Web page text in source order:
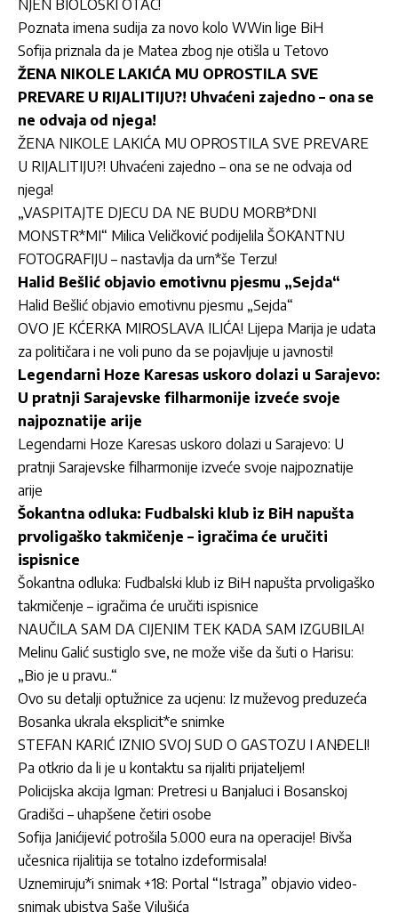
NJEN BIOLOŠKI OTAC!
Poznata imena sudija za novo kolo WWin lige BiH
Sofija priznala da je Matea zbog nje otišla u Tetovo
ŽENA NIKOLE LAKIĆA MU OPROSTILA SVE
PREVARE U RIJALITIJU?! Uhvaćeni zajedno – ona se
ne odvaja od njega!
ŽENA NIKOLE LAKIĆA MU OPROSTILA SVE PREVARE
U RIJALITIJU?! Uhvaćeni zajedno – ona se ne odvaja od
njega!
„VASPITAJTE DJECU DA NE BUDU MORB*DNI
MONSTR*MI“ Milica Veličković podijelila ŠOKANTNU
FOTOGRAFIJU – nastavlja da urn*še Terzu!
Halid Bešlić objavio emotivnu pjesmu „Sejda“
Halid Bešlić objavio emotivnu pjesmu „Sejda“
OVO JE KĆERKA MIROSLAVA ILIĆA! Lijepa Marija je udata
za političara i ne voli puno da se pojavljuje u javnosti!
Legendarni Hoze Karesas uskoro dolazi u Sarajevo:
U pratnji Sarajevske filharmonije izveće svoje
najpoznatije arije
Legendarni Hoze Karesas uskoro dolazi u Sarajevo: U
pratnji Sarajevske filharmonije izveće svoje najpoznatije
arije
Šokantna odluka: Fudbalski klub iz BiH napušta
prvoligaško takmičenje – igračima će uručiti
ispisnice
Šokantna odluka: Fudbalski klub iz BiH napušta prvoligaško
takmičenje – igračima će uručiti ispisnice
NAUČILA SAM DA CIJENIM TEK KADA SAM IZGUBILA!
Melinu Galić sustiglo sve, ne može više da šuti o Harisu:
„Bio je u pravu..“
Ovo su detalji optužnice za ucjenu: Iz muževog preduzeća
Bosanka ukrala eksplicit*e snimke
STEFAN KARIĆ IZNIO SVOJ SUD O GASTOZU I ANĐELI!
Pa otkrio da li je u kontaktu sa rijaliti prijateljem!
Policijska akcija Igman: Pretresi u Banjaluci i Bosanskoj
Gradišci – uhapšene četiri osobe
Sofija Janićijević potrošila 5.000 eura na operacije! Bivša
učesnica rijalitija se totalno izdeformisala!
Uznemiruju*i snimak +18: Portal “Istraga” objavio video-
snimak ubistva Saše Vilušića